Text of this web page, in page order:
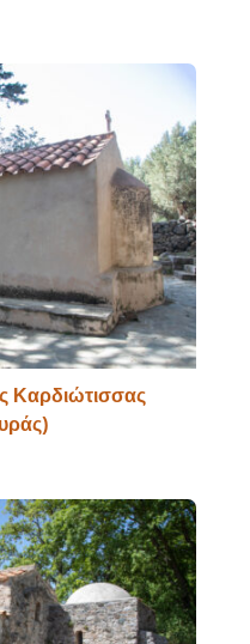
Καρδιώτισσας